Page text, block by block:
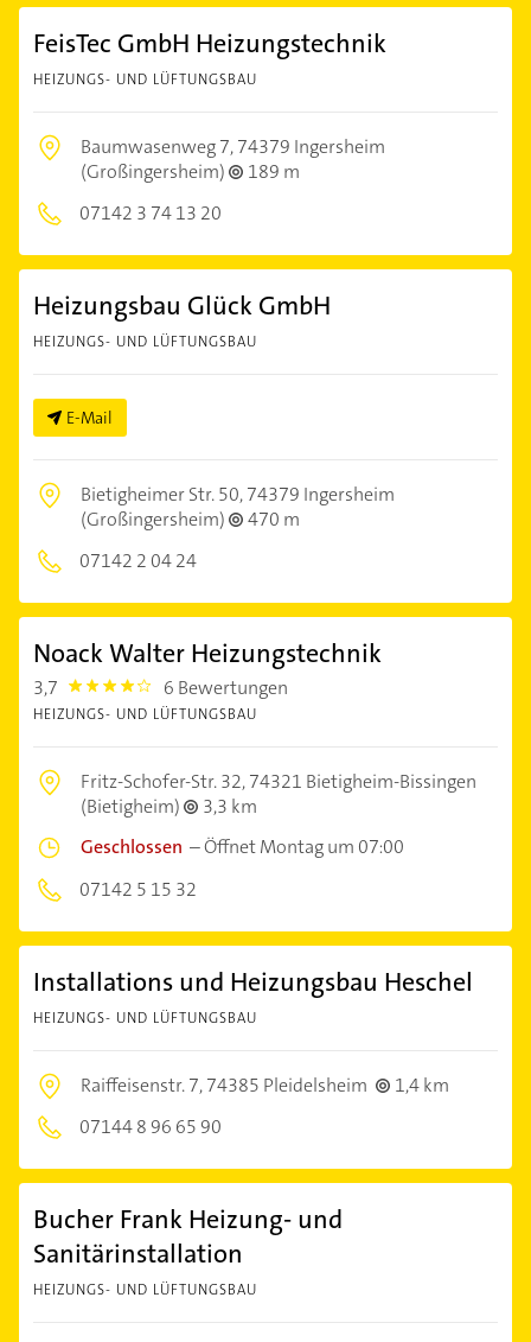
FeisTec GmbH Heizungstechnik
HEIZUNGS- UND LÜFTUNGSBAU
Baumwasenweg 7,74379 Ingersheim
(Großingersheim)
189 m
07142 3 74 13 20
Heizungsbau Glück GmbH
HEIZUNGS- UND LÜFTUNGSBAU
E-Mail
Bietigheimer Str. 50,74379 Ingersheim
(Großingersheim)
470 m
07142 2 04 24
Noack Walter Heizungstechnik
3,7 3.7 6 Bewertungen
HEIZUNGS- UND LÜFTUNGSBAU
Fritz-Schofer-Str. 32,74321 Bietigheim-Bissingen
(Bietigheim)
3,3 km
Geschlossen –Öffnet Montag um 07:00
07142 5 15 32
Installations und Heizungsbau Heschel
HEIZUNGS- UND LÜFTUNGSBAU
Raiffeisenstr. 7,74385 Pleidelsheim
1,4 km
07144 8 96 65 90
Bucher Frank Heizung- und
Sanitärinstallation
HEIZUNGS- UND LÜFTUNGSBAU